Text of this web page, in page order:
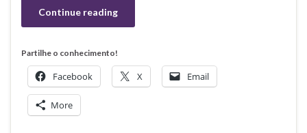
Continue reading
Partilhe o conhecimento!
Facebook X Email
More